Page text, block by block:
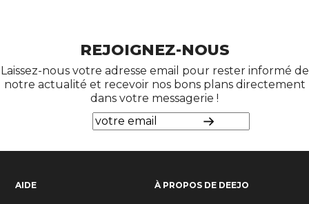
REJOIGNEZ-NOUS
Laissez-nous votre adresse email pour rester informé de
notre actualité et recevoir nos bons plans directement
dans votre messagerie !
AIDE À PROPOS DE DEEJO